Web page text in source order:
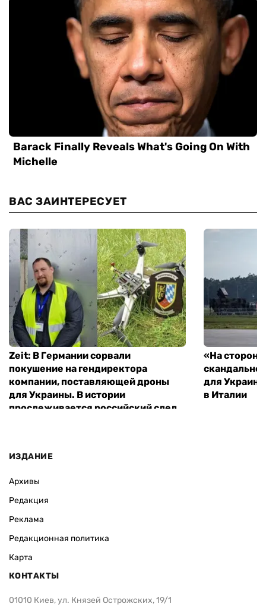
ВАС ЗАИНТЕРЕСУЕТ
Zeit: В Германии сорвали
покушение на гендиректора
компании, поставляющей дроны
для Украины. В истории
прослеживается российский след
«На
для
в Италии
ИЗДАНИЕ
Архивы
Редакция
Реклама
Редакционная политика
Карта
КОНТАКТЫ
01010 Киев, ул. Князей Острожских, 19/1